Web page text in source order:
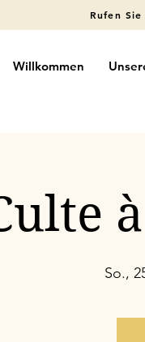
Rufen
Willkommen
So.,